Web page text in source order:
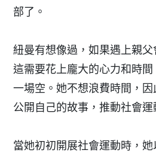
部了。
紐曼有想像過，如果遇上親
這需要花上龐大的心力和時
一場空。她不想浪費時間，因
公開自己的故事，推動社會運
當她初初開展社會運動時，